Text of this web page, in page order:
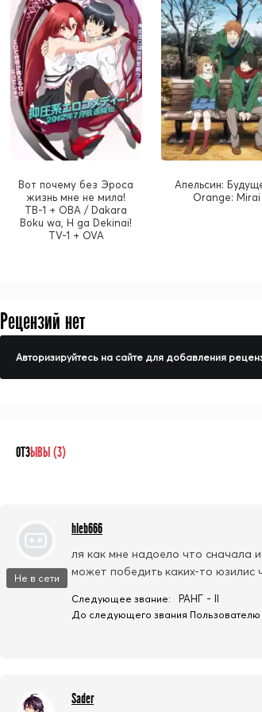
Вот почему без Эроса
жизнь мне не мила!
ТВ-1 + ОВА / Dakara
Boku wa, H ga Dekinai!
TV-1 + OVA
Апельсин:
Orange: Mirai
Рецензий нет
Авторизируйтесь на сайте для добавления
ОТЗЫВЫ (3)
Не в сети
hleb666
ля как мне надоело что сначала
может победить каких-то юзилис
Следующее звание: РАНГ - II
До следующего звания Пользователю
Sader